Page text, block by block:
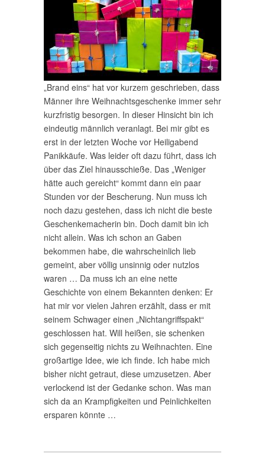
„Brand eins“ hat vor kurzem geschrieben, dass
Männer ihre Weihnachtsgeschenke immer sehr
kurzfristig besorgen. In dieser Hinsicht bin ich
eindeutig männlich veranlagt. Bei mir gibt es
erst in der letzten Woche vor Heiligabend
Panikkäufe. Was leider oft dazu führt, dass ich
über das Ziel hinausschieße. Das „Weniger
hätte auch gereicht“ kommt dann ein paar
Stunden vor der Bescherung. Nun muss ich
noch dazu gestehen, dass ich nicht die beste
Geschenkemacherin bin. Doch damit bin ich
nicht allein. Was ich schon an Gaben
bekommen habe, die wahrscheinlich lieb
gemeint, aber völlig unsinnig oder nutzlos
waren … Da muss ich an eine nette
Geschichte von einem Bekannten denken: Er
hat mir vor vielen Jahren erzählt, dass er mit
seinem Schwager einen „Nichtangriffspakt“
geschlossen hat. Will heißen, sie schenken
sich gegenseitig nichts zu Weihnachten. Eine
großartige Idee, wie ich finde. Ich habe mich
bisher nicht getraut, diese umzusetzen. Aber
verlockend ist der Gedanke schon. Was man
sich da an Krampfigkeiten und Peinlichkeiten
ersparen könnte …